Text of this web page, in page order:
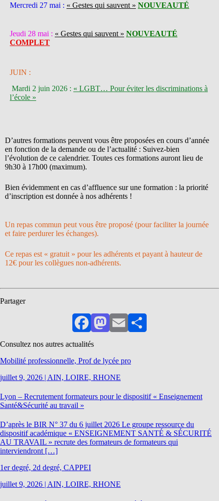
Mercredi 27 mai : « Gestes qui sauvent » NOUVEAUTÉ
Jeudi 28 mai : « Gestes qui sauvent » NOUVEAUTÉ
COMPLET
JUIN :
Mardi 2 juin 2026 : « LGBT… Pour éviter les discriminations à
l’école »
D’autres formations peuvent vous être proposées en cours d’année
en fonction de la demande ou de l’actualité : Suivez-bien
l’évolution de ce calendrier. Toutes ces formations auront lieu de
9h30 à 17h00 (maximum).
Bien évidemment en cas d’affluence sur une formation : la priorité
d’inscription est donnée à nos adhérents !
Un repas commun peut vous être proposé (pour faciliter la journée
et faire perdurer les échanges).
Ce repas est « gratuit » pour les adhérents et payant à hauteur de
12€ pour les collègues non-adhérents.
Partager
FacebookMastodon
EmailPartager
Consultez nos autres actualités
Mobilité professionnelle, Prof de lycée pro
juillet 9, 2026 | AIN, LOIRE, RHONE
Lyon – Recrutement formateurs pour le dispositif « Enseignement
Santé&Sécurité au travail »
D’après le BIR N° 37 du 6 juillet 2026 Le groupe ressource du
dispositif académique « ENSEIGNEMENT SANTÉ & SÉCURITÉ
AU TRAVAIL » recrute des formateurs de formateurs qui
interviendront […]
1er degré, 2d degré, CAPPEI
juillet 9, 2026 | AIN, LOIRE, RHONE